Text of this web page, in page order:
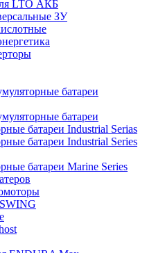
LTO АКБ
ЗУ
батареи
батареи
батареи Industrial Serias
батареи Industrial Series
батареи Marine Series